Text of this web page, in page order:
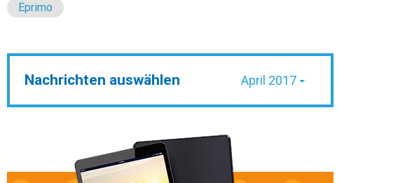
Eprimo
Nachrichten auswählen April 2017